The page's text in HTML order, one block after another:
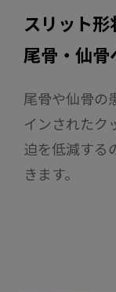
スリット形
尾骨・仙
尾骨や仙骨の
インされたク
迫を低減する
きます。